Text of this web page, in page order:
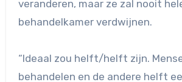
veranderen, maar ze zal nooit
behandelkamer verdwijnen.
“Ideaal zou helft/helft zijn.
behandelen en de andere helft